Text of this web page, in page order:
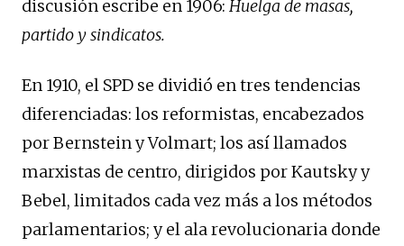
discusión escribe en 1906: Huelga de masas,
partido y sindicatos.
En 1910, el SPD se dividió en tres tendencias
diferenciadas: los reformistas, encabezados
por Bernstein y Volmart; los así llamados
marxistas de centro, dirigidos por Kautsky y
Bebel, limitados cada vez más a los métodos
parlamentarios; y el ala revolucionaria donde